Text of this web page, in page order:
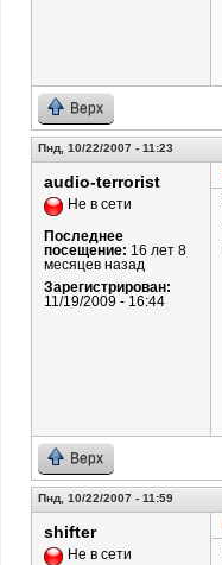
Верх
Пнд, 10/22/2007 - 11:23
audio-terrorist
Не в сети
Последнее
посещение: 16 лет 8
месяцев назад
Зарегистрирован:
11/19/2009 - 16:44
Верх
Пнд, 10/22/2007 - 11:59
shifter
Не в сети